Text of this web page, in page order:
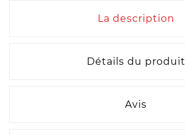
La description
Détails du produit
Avis